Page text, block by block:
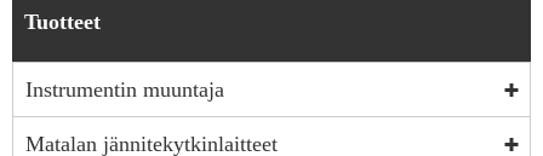
Tuotteet
Instrumentin muuntaja
Matalan jännitekytkinlaitteet